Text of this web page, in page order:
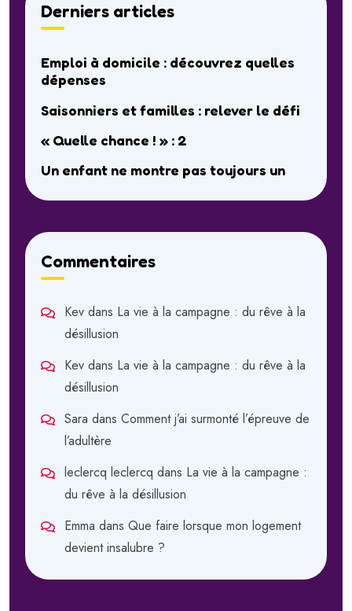
Derniers articles
Emploi à domicile : découvrez quelles
dépenses
Saisonniers et familles : relever le défi
« Quelle chance ! » : 2
Un enfant ne montre pas toujours un
Commentaires
Kev dans La vie à la campagne : du rêve à la
désillusion
Kev dans La vie à la campagne : du rêve à la
désillusion
Sara dans Comment j’ai surmonté l’épreuve de
l’adultère
leclercq leclercq dans La vie à la campagne :
du rêve à la désillusion
Emma dans Que faire lorsque mon logement
devient insalubre ?